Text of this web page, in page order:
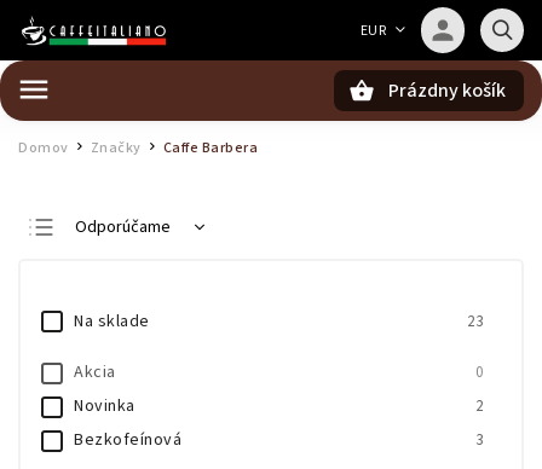
EUR
Prázdny košík
Domov Značky Caffe Barbera
Odporúčame
Abecedne
Na sklade 23
Akcia 0
Novinka 2
Bezkofeínová 3
Barista — poradca Caffeitaliano